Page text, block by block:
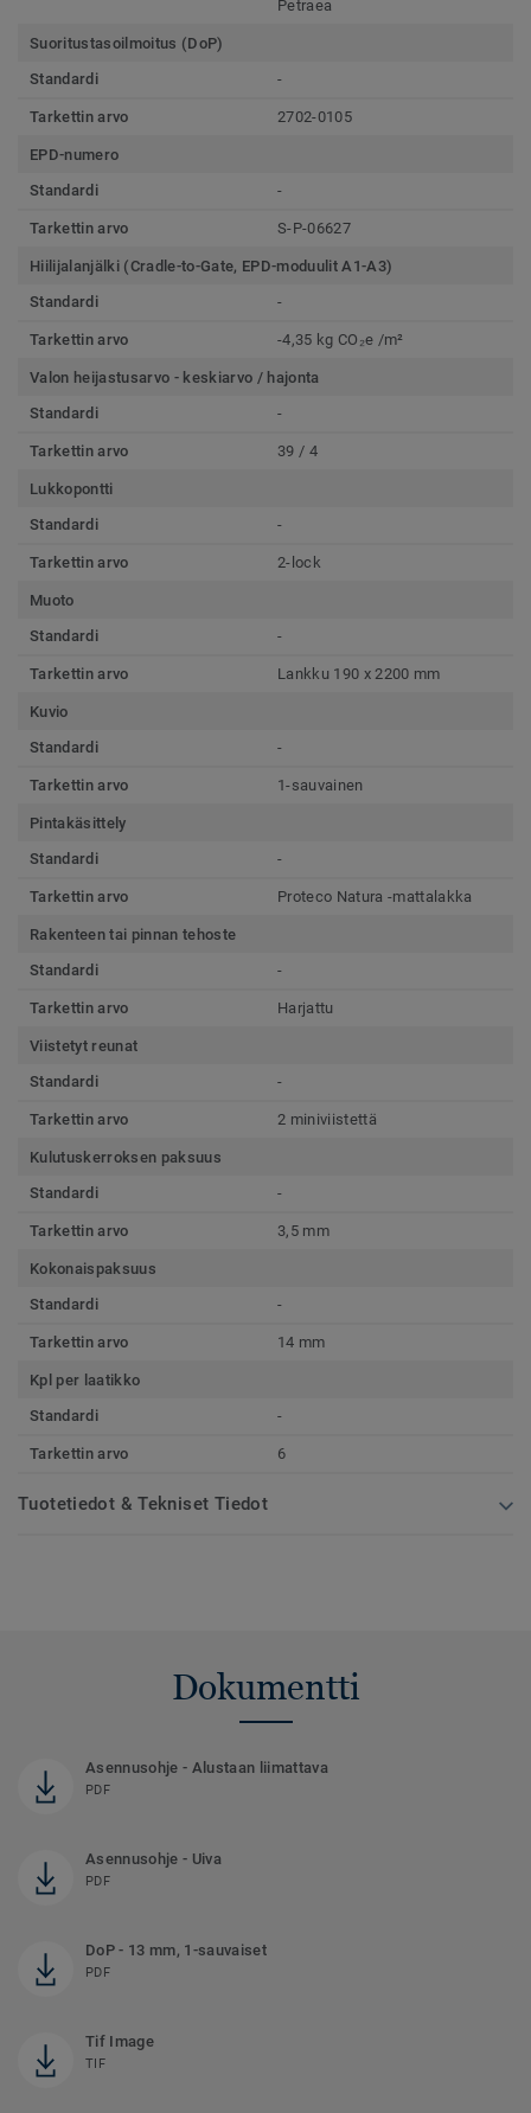
Petraea
Suoritustasoilmoitus (DoP)
Standardi
-
Tarkettin arvo 2702-0105
EPD-numero
Standardi
-
Tarkettin arvo S-P-06627
Hiilijalanjälki (Cradle-to-Gate, EPD-moduulit A1-A3)
Standardi
-
Tarkettin arvo -4,35 kg CO₂e /m²
Valon heijastusarvo - keskiarvo / hajonta
Standardi
-
Tarkettin arvo 39 / 4
Lukkopontti
Standardi
-
Tarkettin arvo 2-lock
Muoto
Standardi
-
Tarkettin arvo Lankku 190 x 2200 mm
Kuvio
Standardi
-
Tarkettin arvo 1-sauvainen
Pintakäsittely
Standardi
-
Tarkettin arvo Proteco Natura -mattalakka
Rakenteen tai pinnan tehoste
Standardi
-
Tarkettin arvo Harjattu
Viistetyt reunat
Standardi
-
Tarkettin arvo 2 miniviistettä
Kulutuskerroksen paksuus
Standardi
-
Tarkettin arvo 3,5 mm
Kokonaispaksuus
Standardi
-
Tarkettin arvo 14 mm
Kpl per laatikko
Standardi
-
Tarkettin arvo 6
Tuotetiedot & Tekniset Tiedot
Dokumentti
Asennusohje - Alustaan liimattava
PDF
Asennusohje - Uiva
PDF
DoP - 13 mm, 1-sauvaiset
PDF
Tif Image
TIF